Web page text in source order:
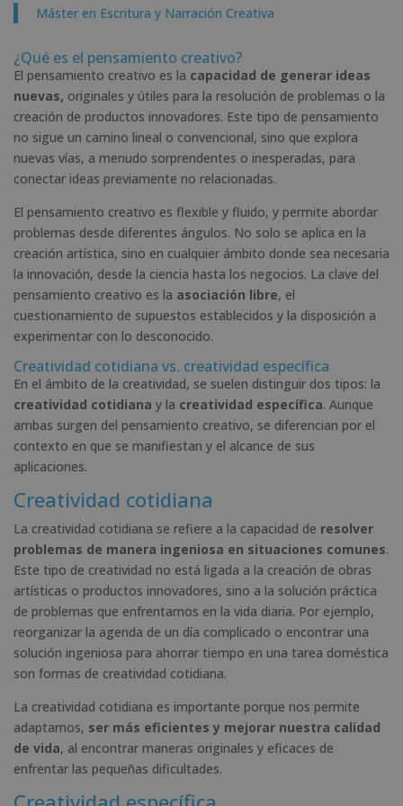
Máster en Escritura y Narración Creativa
¿Qué es el pensamiento creativo?
El pensamiento creativo es la capacidad de generar ideas
nuevas, originales y útiles para la resolución de problemas o la
creación de productos innovadores. Este tipo de pensamiento
no sigue un camino lineal o convencional, sino que explora
nuevas vías, a menudo sorprendentes o inesperadas, para
conectar ideas previamente no relacionadas.
El pensamiento creativo es flexible y fluido, y permite abordar
problemas desde diferentes ángulos. No solo se aplica en la
creación artística, sino en cualquier ámbito donde sea necesaria
la innovación, desde la ciencia hasta los negocios. La clave del
pensamiento creativo es la asociación libre, el
cuestionamiento de supuestos establecidos y la disposición a
experimentar con lo desconocido.
Creatividad cotidiana vs. creatividad específica
En el ámbito de la creatividad, se suelen distinguir dos tipos: la
creatividad cotidiana y la creatividad específica. Aunque
ambas surgen del pensamiento creativo, se diferencian por el
contexto en que se manifiestan y el alcance de sus
aplicaciones.
Creatividad cotidiana
La creatividad cotidiana se refiere a la capacidad de resolver
problemas de manera ingeniosa en situaciones comunes.
Este tipo de creatividad no está ligada a la creación de obras
artísticas o productos innovadores, sino a la solución práctica
de problemas que enfrentamos en la vida diaria. Por ejemplo,
reorganizar la agenda de un día complicado o encontrar una
solución ingeniosa para ahorrar tiempo en una tarea doméstica
son formas de creatividad cotidiana.
La creatividad cotidiana es importante porque nos permite
adaptarnos, ser más eficientes y mejorar nuestra calidad
de vida, al encontrar maneras originales y eficaces de
enfrentar las pequeñas dificultades.